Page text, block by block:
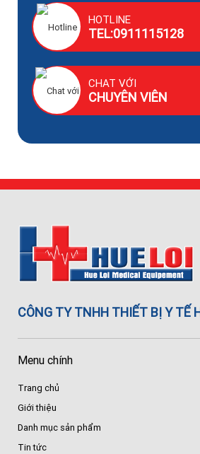
HOTLINE
TEL:0911115128
CHAT VỚI
CHUYÊN VIÊN
CÔNG TY TNHH THIẾT BỊ Y TẾ
Menu chính
Trang chủ
Giới thiệu
Danh mục sản phẩm
Tin tức